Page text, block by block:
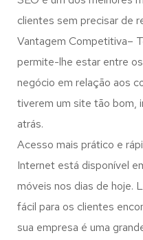
clientes sem precisar de
Vantagem Competitiva–
permite-lhe estar entre
negócio em relação aos
tiverem um site tão bom,
atrás.
Acesso mais prático e
Internet está disponível
móveis nos dias de hoje.
fácil para os clientes
sua empresa é uma